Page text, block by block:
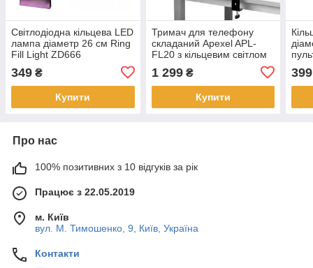
Світлодіодна кільцева LED
лампа діаметр 26 см Ring
Fill Light ZD666
349 ₴
Купити
Тримач для телефону
складаний Apexel APL-
FL20 з кільцевим світлом
на 26 см 2700-5500K Ra
97+
1 299₴
Купити
399
Про нас
100% позитивних з 10 відгуків за рік
Працює з 22.05.2019
м. Київ
вул. М. Тимошенко, 9, Київ, Україна
Контакти